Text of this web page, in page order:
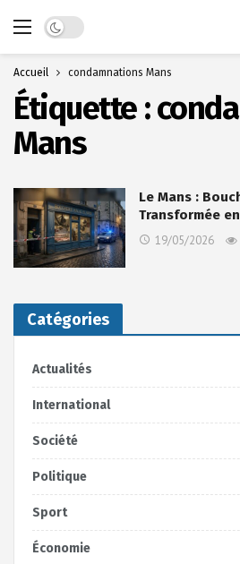
Dark mode
Accueil condamnations Mans
Étiquette :
Mans
Le Mans :
Transformée
19/05/2026
Catégories
Actualités
International
Société
Politique
Sport
Économie